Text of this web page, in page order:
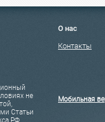
не
Статьи
РФ.
О нас
Контакты
Мобильная